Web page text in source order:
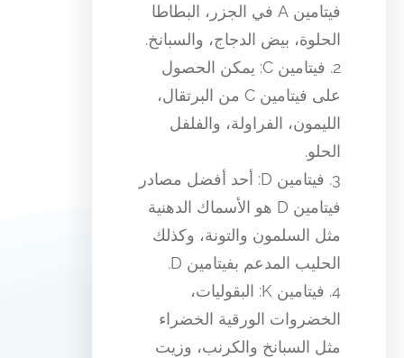
فيتامين A في الجزر، البطاطا
الحلوة، بيض الدجاج، والسبانخ.
2. فيتامين C: يمكن الحصول
على فيتامين C من البرتقال،
الليمون، الفراولة، والفلفل
الحلو.
3. فيتامين D: أحد أفضل مصادر
فيتامين D هو الأسماك الدهنية
مثل السلمون والتونة، وكذلك
الحليب المدعم بفيتامين D.
4. فيتامين K: البقوليات،
الخضروات الورقية الخضراء
مثل السبانخ والكرنب، وزيت